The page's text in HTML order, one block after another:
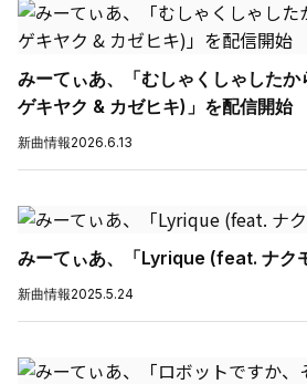
みーてぃあ、「むしゃくしゃした
ゲキヤク & カゼヒキ)」を配信開始
新曲情報2026.6.13
みーてぃあ、「Lyrique (feat. ナク
新曲情報2025.5.24